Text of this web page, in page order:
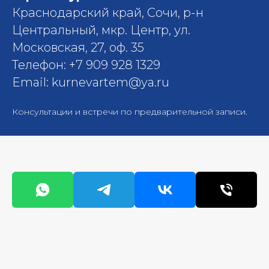
Краснодарский край, Сочи, р-н
Центральный, мкр. Центр, ул.
Московская, 27, оф. 35
Телефон: +7 909 928 1329
Email: kurnevartem@ya.ru
Консультации и встречи по предварительной записи.